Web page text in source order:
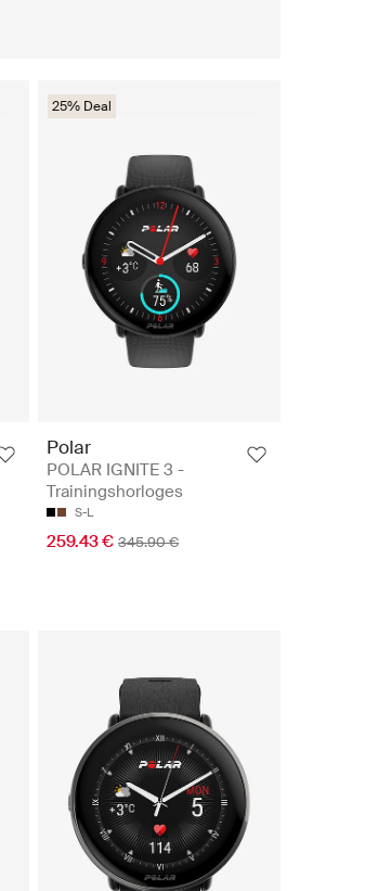
25% Deal
Polar
POLAR IGNITE 3 -
Trainingshorloges
S-L
259.43 € 345.90 €